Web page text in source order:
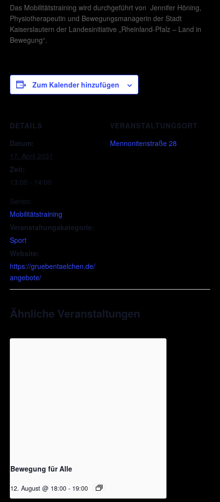
Das Mobilitätstraining wird durchgeführt von Jennifer Höning,
Physiotherapeutin und Bewegungsmanagerin der Stadt
Kaiserslautern der Landesinitiative „Rheinland-Pfalz – Land in
Bewegung“.
Zum Kalender hinzufügen
DETAILS
Datum:
17. April 2031
Zeit:
13:00 - 14:00
Serien:
Mobilitätstraining
Veranstaltungskategorie:
Sport
Website:
https://gruebentaelchen.de/
angebote/
VERANSTALTUNGSORT
Mennonitenstraße 28
Ähnliche Veranstaltungen
Bewegung für Alle
12. August @ 18:00 - 19:00